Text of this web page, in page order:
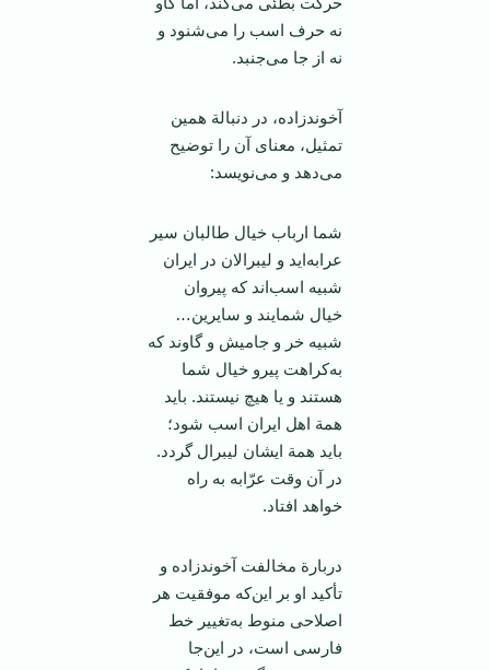
نه‌ حرف‌ اسب‌ را می‌شنود و
نه‌ از جا می‌جنبد.
آخوندزاده‌، در دنبالة‌ همین‌
تمثیل‌، معنای‌ آن‌ را توضیح‌
می‌دهد و می‌نویسد:
شما ارباب‌ خیال‌ طالبان‌ سیر
عرابه‌اید و لیبرالان‌ در ایران‌
شبیه‌ اسب‌اند كه‌ پیروان‌
خیال‌ شمایند و سایرین‌…
شبیه‌ خر و جامیش‌ و گاوند كه‌
به‌كراهت‌ پیرو خیال‌ شما
هستند و یا هیچ‌ نیستند. باید
همة‌ اهل‌ ایران‌ اسب‌ شود؛
باید همة‌ ایشان‌ لیبرال‌ گردد.
در آن‌ وقت‌ عرّابه‌ به‌ راه‌
خواهد افتاد.
دربارة‌ مخالفت‌ آخوندزاده‌ و
تأكید او بر این‌كه‌ موفقیت‌ هر
اصلاحی‌ منوط‌ به‌تغییر خط‌
فارسی‌ است‌، در این‌جا